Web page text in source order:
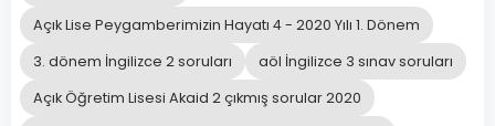
Edebiyatı
Dersi
2019
Açık Lise Peygamberimizin Hayatı 4 - 2020 Yılı 1. Dönem
3. dönem İngilizce 2 soruları
aöl İngilizce 3 sınav soruları
Açık Öğretim Lisesi Akaid 2 çıkmış sorular 2020